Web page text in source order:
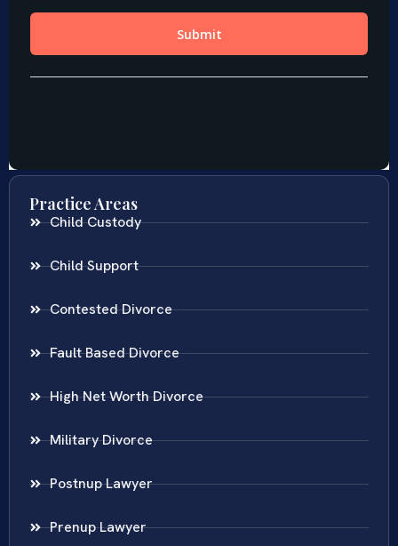
Practice Areas
Child Custody
Child Support
Contested Divorce
Fault Based Divorce
High Net Worth Divorce
Military Divorce
Postnup Lawyer
Prenup Lawyer